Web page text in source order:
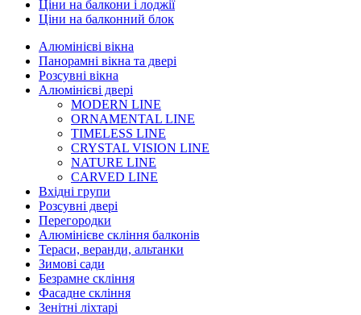
Ціни на балкони і лоджії
Ціни на балконний блок
Алюмінієві вікна
Панорамні вікна та двері
Розсувні вікна
Алюмінієві двері
MODERN LINE
ORNAMENTAL LINE
TIMELESS LINE
CRYSTAL VISION LINE
NATURE LINE
CARVED LINE
Вхідні групи
Розсувні двері
Перегородки
Алюмінієве скління балконів
Тераси, веранди, альтанки
Зимові сади
Безрамне скління
Фасадне скління
Зенітні ліхтарі